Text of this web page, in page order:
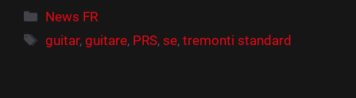
Catégories
News FR
Étiquettes
guitar,guitare, PRS,se,tremonti standard